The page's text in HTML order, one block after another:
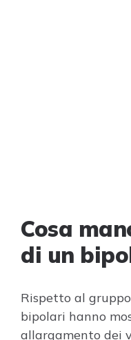
Cosa
di un
Rispetto al
bipolari hanno
allargamento dei